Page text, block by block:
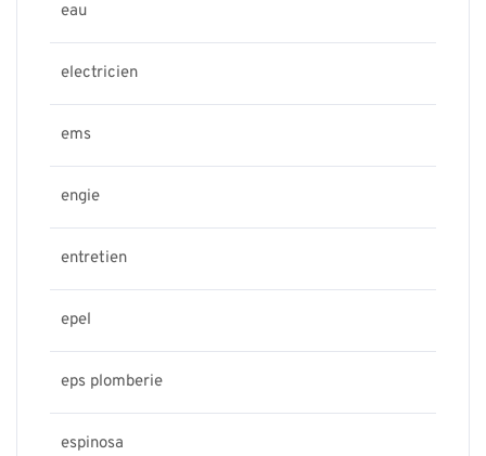
eau
electricien
ems
engie
entretien
epel
eps plomberie
espinosa